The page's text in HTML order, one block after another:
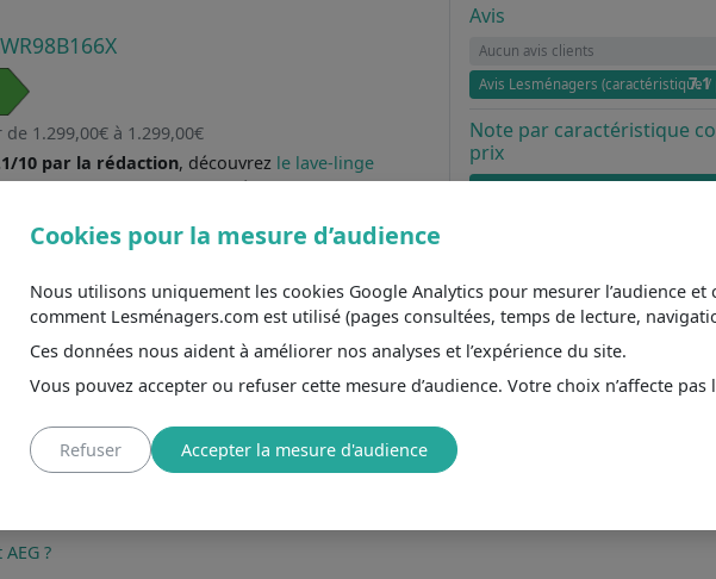
1.299,00€ à 1.299,00€
10 par la rédaction, découvrez le lave-linge
AEG LWR98B166Xaux caractéristiques principales
:
d'essorage élevée 1.600 tr/mn
sonore 76 dB : équilibre parfait
énergétique B : jusqu'à 40 € d'économies pour 100 cycles
à G
de charge 6 Kg : adapté à un couple
blanc
in Italie
Avis
Aucun avis clients
Avis Lesménagers (caractéristique /
7.1
Note par caractéristique
prix
Classe énergétique B : jusqu'à 40 €
Niveau sonore 76 dB : équilibre
?
Cookies pour la mesure d’audience
Nous utilisons uniquement les cookies Google Analytics pour mesurer l’audience et
comment Lesménagers.com est utilisé (pages consultées, temps de lecture,
Ces données nous aident à améliorer nos analyses et l’expérience du site.
Vous pouvez accepter ou refuser cette mesure d’audience. Votre choix n’affecte pas
Refuser Accepter la mesure d'audience